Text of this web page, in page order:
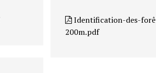
Identification-des-
200m.pdf